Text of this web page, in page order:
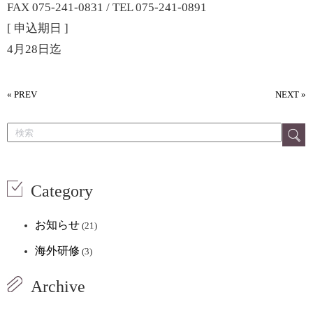
FAX 075-241-0831 / TEL 075-241-0891
[ 申込期日 ]
4月28日迄
« PREV NEXT »
Category
お知らせ (21)
海外研修 (3)
Archive